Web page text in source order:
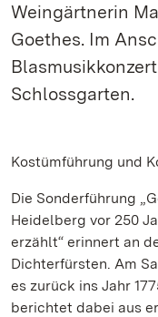
Weingärtnerin
Goethes. Im
Schlossgarten.
Kostümführung und
Die Sonderführung
Heidelberg vor 250
erzählt“ erinnert an
Dichterfürsten. Am
es zurück ins Jahr
berichtet dabei aus